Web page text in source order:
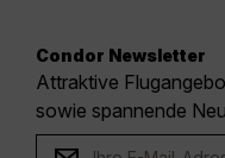
Condor Newsletter
Attraktive
sowie spannende